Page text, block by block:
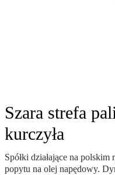
Szara strefa
kurczyła
Spółki działające na
popytu na olej napędowy.